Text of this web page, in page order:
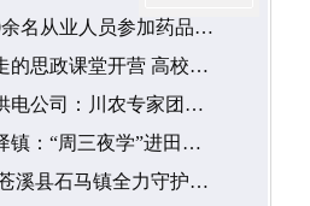
员参加药品追溯信息化专题培训
堂开营 高校学子走进羌乡大地
阳市雁江区一碗水村 以林下中药材种植赋能乡村振兴
夜学”进田间 助农采收践初心
镇全力守护群众生命财产安全